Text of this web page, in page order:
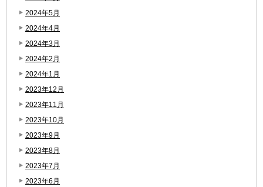
2024年5月
2024年4月
2024年3月
2024年2月
2024年1月
2023年12月
2023年11月
2023年10月
2023年9月
2023年8月
2023年7月
2023年6月